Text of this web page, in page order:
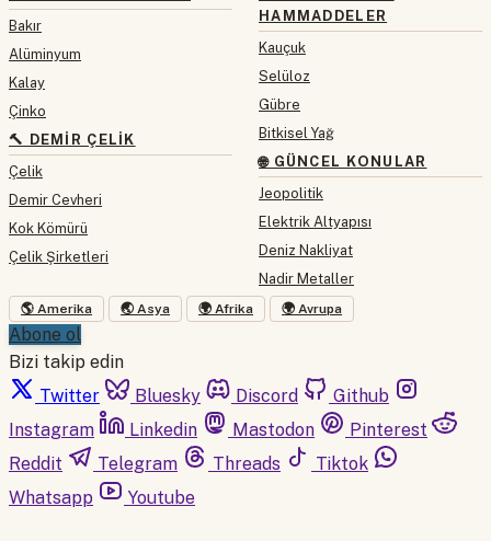
Bakır
Alüminyum
Kalay
Çinko
🔨 DEMIR ÇELIK
Çelik
Demir Cevheri
Kok Kömürü
Çelik Şirketleri
HAMMADDELER
Kauçuk
Selüloz
Gübre
Bitkisel Yağ
🌐 GÜNCEL KONULAR
Jeopolitik
Elektrik Altyapısı
Deniz Nakliyat
Nadir Metaller
🌎 Amerika 🌏 Asya 🌍 Afrika 🌍 Avrupa
Abone ol
Bizi takip edin
Twitter
Bluesky Discord
Github
Instagram
Linkedin Mastodon
Pinterest
Reddit
Telegram Threads
Tiktok
Whatsapp
Youtube